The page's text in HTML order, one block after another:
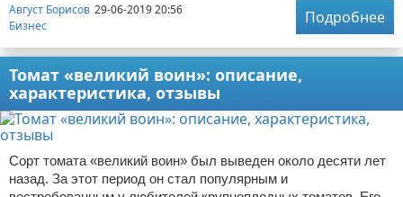
Август Борисов 29-06-2019 20:56
Бизнес
Подробнее
Томат «великий воин»: описание,
характеристика, отзывы
Сорт томата «великий воин» был выведен около десяти лет
назад. За этот период он стал популярным и